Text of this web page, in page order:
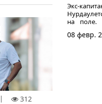
312
Экс-
на поле.
08 февр.